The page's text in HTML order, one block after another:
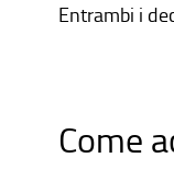
Entrambi i
Come